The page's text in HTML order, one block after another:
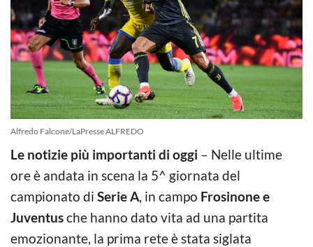
Alfredo Falcone/LaPresse ALFREDO
Le notizie più importanti di oggi – Nelle ultime
ore è andata in scena la 5^ giornata del
campionato di Serie A, in campo Frosinone e
Juventusche hanno dato vita ad una partita
emozionante, la prima rete è stata siglata